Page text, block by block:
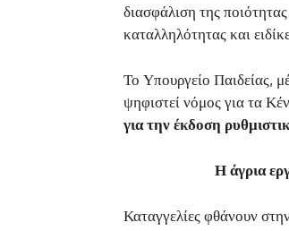
διασφάλιση της
καταλληλότητας και
Το Υπουργείο Παιδείας,
ψηφιστεί νόμος για τα
για την έκδοση
Η άγρια
Καταγγελίες φθάνουν